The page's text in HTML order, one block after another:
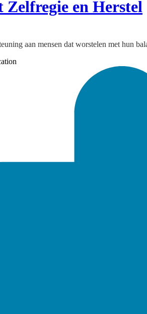
Zelfregie en Herstel
aan mensen dat worstelen met hun